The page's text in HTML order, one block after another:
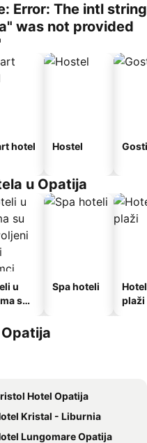
Error: The intl string
was not provided
hotel Hostel
u Opatija
u
su
Spa hoteli
plaži
Hotel Opatija
Kristal - Liburnia
Lungomare Opatija